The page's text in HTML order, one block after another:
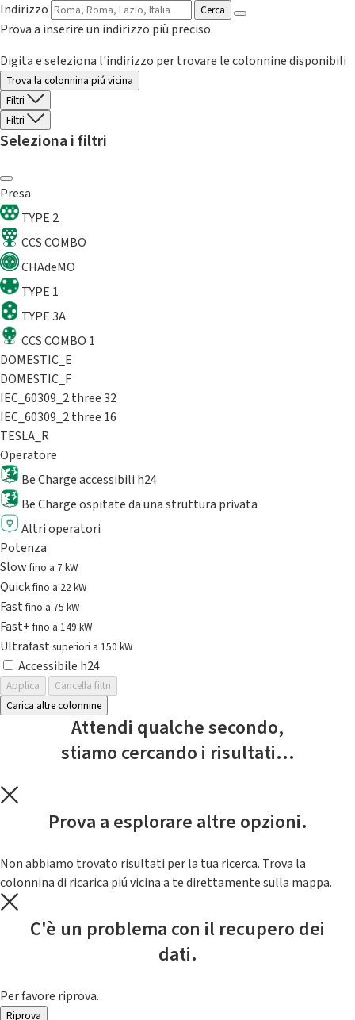
Indirizzo
Cerca
Prova a inserire un indirizzo più preciso.
Digita e seleziona l'indirizzo per trovare le colonnine disponibili
Trova la colonnina piú vicina
Filtri
Filtri
Seleziona i filtri
Presa
TYPE 2
CCS COMBO
CHAdeMO
TYPE 1
TYPE 3A
CCS COMBO 1
DOMESTIC_E
DOMESTIC_F
IEC_60309_2 three 32
IEC_60309_2 three 16
TESLA_R
Operatore
Be Charge accessibili h24
Be Charge ospitate da una struttura privata
Altri operatori
Potenza
Slowfino a 7 kW
Quickfino a 22 kW
Fastfino a 75 kW
Fast+fino a 149 kW
Ultrafast superiori a 150 kW
Accessibile h24
Applica
Cancella filtri
Carica altre colonnine
Attendi qualche secondo,
stiamo cercando i risultati...
Prova a esplorare altre opzioni.
Non abbiamo trovato risultati per la tua ricerca. Trova la
colonnina di ricarica piú vicina a te direttamente sulla mappa.
C'è un problema con il recupero dei
dati.
Per favore riprova.
Riprova